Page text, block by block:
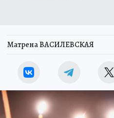
Матрена ВАСИЛЕВСКАЯ